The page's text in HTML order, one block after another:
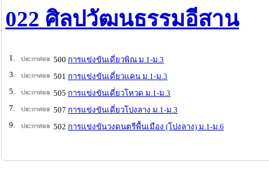
022 ศิลปวัฒนธรรมอีสาน
1. 500 การแข่งขันเดี่ยวพิณ ม.1-ม.3
3.
501 การแข่งขันเดี่ยวแคน ม.1-ม.3
5.
505 การแข่งขันเดี่ยวโหวด ม.1-ม.3
7.
507 การแข่งขันเดี่ยวโปงลาง ม.1-ม.3
9.
502 การแข่งขันวงดนตรีพื้นเมือง (โปงลาง) ม.1-ม.6